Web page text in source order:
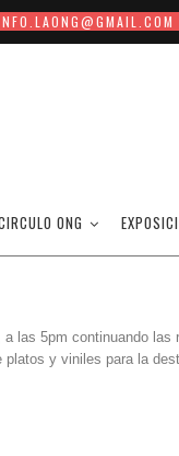
ONG
las 5pm continuando
platos y viniles para la